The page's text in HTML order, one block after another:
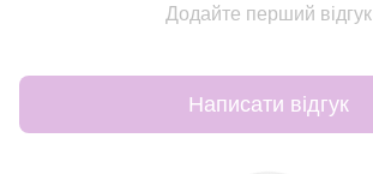
Додайте перший відгук
Написати відгук